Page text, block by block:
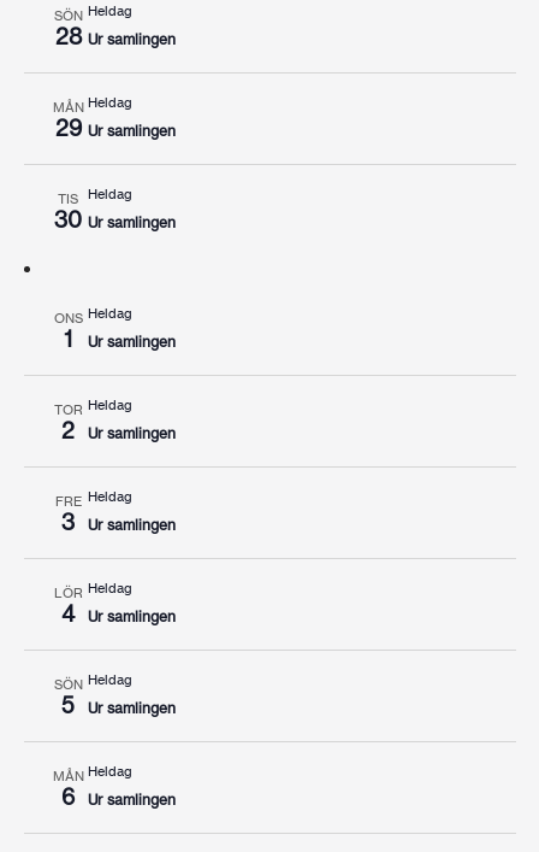
SÖN
28
Heldag
Ur samlingen
MÅN
29
Heldag
Ur samlingen
TIS
30
Heldag
Ur samlingen
ONS
1
Heldag
Ur samlingen
TOR
2
Heldag
Ur samlingen
FRE
3
Heldag
Ur samlingen
LÖR
4
Heldag
Ur samlingen
SÖN
5
Heldag
Ur samlingen
MÅN
6
Heldag
Ur samlingen